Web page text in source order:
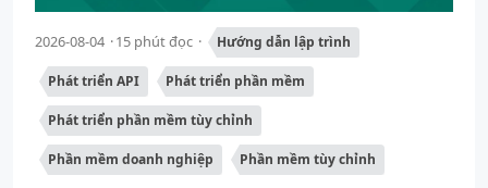
2026-08-04 15 phút đọc Hướng dẫn lập trình
Phát triển API Phát triển phần mềm
Phát triển phần mềm tùy chỉnh
Phần mềm doanh nghiệp Phần mềm tùy chỉnh